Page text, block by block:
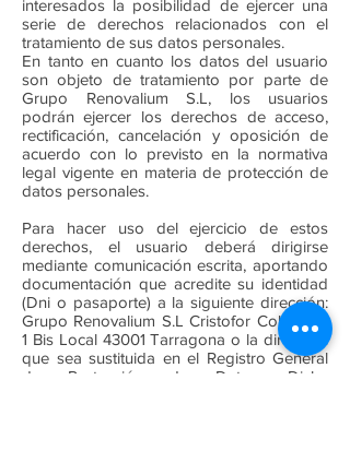
interesados la posibilidad de ejercer una
serie de derechos relacionados con el
tratamiento de sus datos personales.
En tanto en cuanto los datos del usuario
son objeto de tratamiento por parte de
Grupo Renovalium S.L, los usuarios
podrán ejercer los derechos de acceso,
rectificación, cancelación y oposición de
acuerdo con lo previsto en la normativa
legal vigente en materia de protección de
datos personales.
Para hacer uso del ejercicio de estos
derechos, el usuario deberá dirigirse
mediante comunicación escrita, aportando
documentación que acredite su identidad
(Dni o pasaporte) a la siguiente dirección:
Grupo Renovalium S.L Cristofor Colom, nº
1 Bis Local 43001 Tarragona o la dirección
que sea sustituida en el Registro General
de Protección de Datos. Dicha